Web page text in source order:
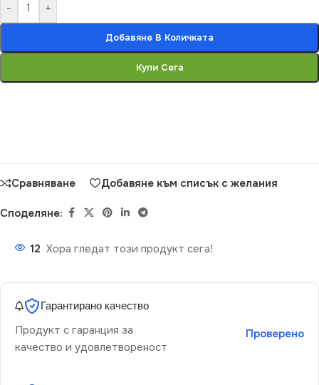
- +
Добавяне В Количката
Купи Сега
Сравняване Добавяне към списък с желания
Споделяне:
12 Хора гледат този продукт сега!
Гарантирано качество
Продукт с гаранция за
качество и удовлетвореност
Проверено